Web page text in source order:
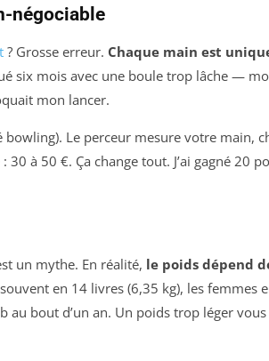
négociable
? Grosse erreur. Chaque main est
six mois avec une boule trop lâche —
mon lancer.
Le perceur mesure votre main,
30 à 50 €. Ça change tout. J’ai gagné 20
un mythe. En réalité, le poids dépend
en 14 livres (6,35 kg), les femmes
au bout d’un an. Un poids trop léger